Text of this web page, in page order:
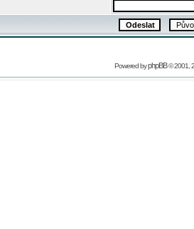
Powered byphpBB© 2001,